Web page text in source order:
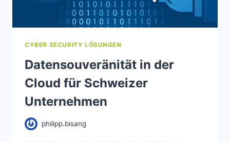
CYBER SECURITY LÖSUNGEN
Datensouveränität in der
Cloud für Schweizer
Unternehmen
philipp.bisang